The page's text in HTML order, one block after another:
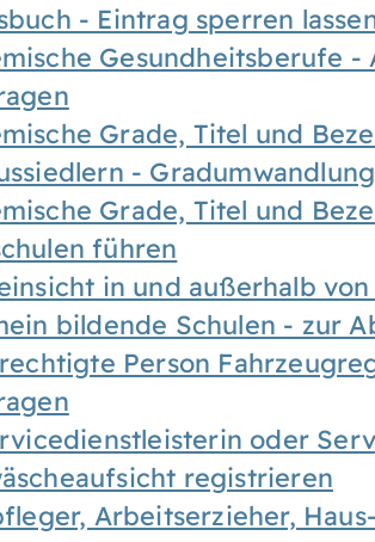
- Eintrag sperren
Gesundheitsberufe
Grade, Titel und
-
Grade, Titel und
führen
in und außerhalb
bildende Schulen - zur
Person
oder
registrieren
Arbeitserzieher,